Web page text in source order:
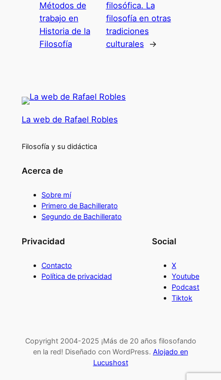
Métodos de
trabajo en
Historia de la
Filosofía
filosófica. La
filosofía en otras
tradiciones
culturales
→
La web de Rafael Robles
Filosofía y su didáctica
Acerca de
Sobre mí
Primero de Bachillerato
Segundo de Bachillerato
Privacidad
Contacto
Política de privacidad
Social
X
Youtube
Podcast
Tiktok
Copyright 2004-2025 ¡Más de 20 años filosofando
en la red! Diseñado con WordPress. Alojado en
Lucushost